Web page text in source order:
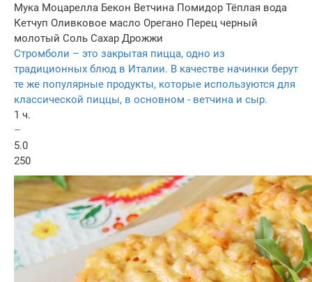
Мука Моцарелла Бекон Ветчина Помидор Тёплая вода
Кетчуп Оливковое масло Орегано Перец черный
молотый Соль Сахар Дрожжи
Стромболи – это закрытая пицца, одно из
традиционных блюд в Италии. В качестве начинки берут
те же популярные продукты, которые используются для
классической пиццы, в основном - ветчина и сыр.
1 ч.
–
5.0
250